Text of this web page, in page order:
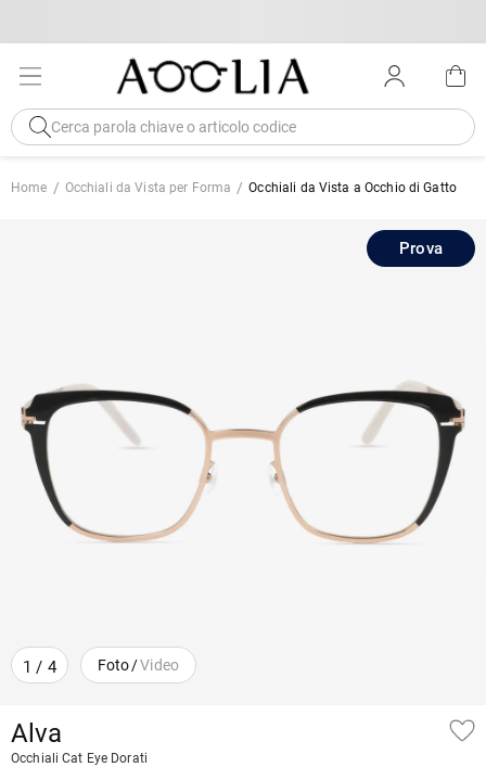
Home Occhiali da Vista per Forma Occhiali da Vista a Occhio di Gatto
1 / 4 Foto/Video
Prova
Alva
Occhiali Cat Eye Dorati